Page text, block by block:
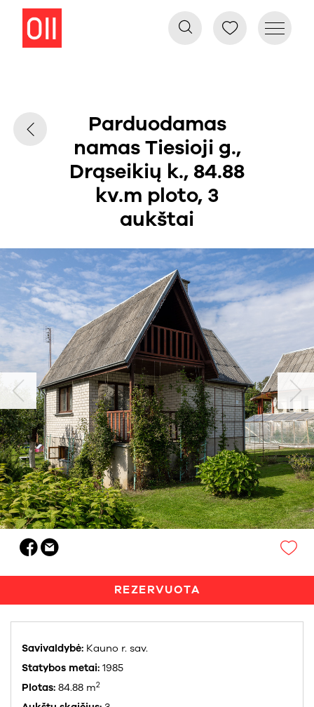
Parduodamas
namas Tiesioji g.,
Drąseikių k., 84.88
kv.m ploto, 3
aukštai
REZERVUOTA
Savivaldybė: Kauno r. sav.
Statybos metai: 1985
Plotas: 84.88 m2